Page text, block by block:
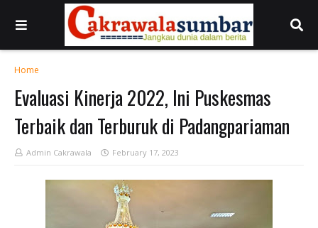
Home
Evaluasi Kinerja 2022, Ini Puskesmas
Terbaik dan Terburuk di Padangpariaman
Admin Cakrawala February 17, 2023